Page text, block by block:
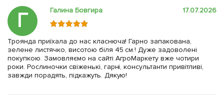
Г Галина Бовгира 17.07.2026
Троянда приїхала до нас класнюча! Гарно запакована,
зелене листячко, висотою біля 45 см.! Дуже задоволені
покупкою. Замовляємо на сайті АгроМаркету вже чотири
роки. Рослиночки свіженькі, гарні, консультанти привітливі,
завжди порадять, підкажуть. Дякую!